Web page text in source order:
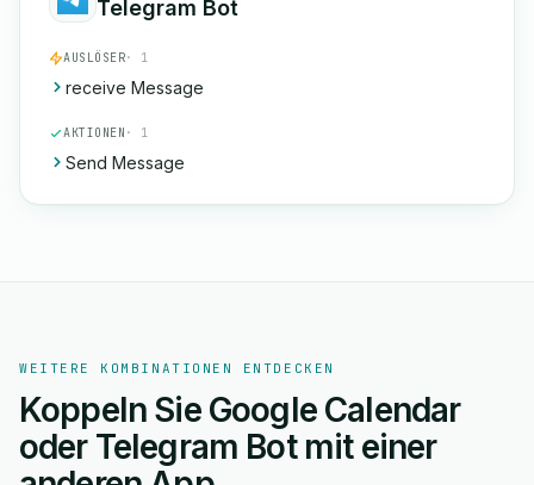
Telegram Bot
AUSLÖSER· 1
receive Message
AKTIONEN · 1
Send Message
WEITERE KOMBINATIONEN ENTDECKEN
Koppeln Sie Google Calendar
oder Telegram Bot mit einer